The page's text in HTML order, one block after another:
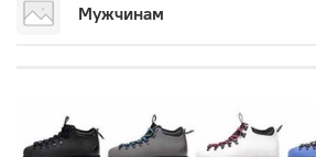
Мужчинам